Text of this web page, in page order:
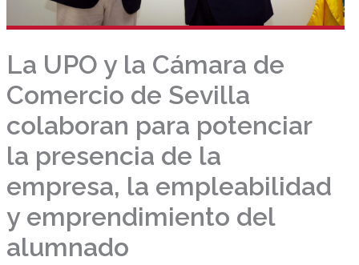
La UPO y la Cámara de
Comercio de Sevilla
colaboran para potenciar
la presencia de la
empresa, la empleabilidad
y emprendimiento del
alumnado